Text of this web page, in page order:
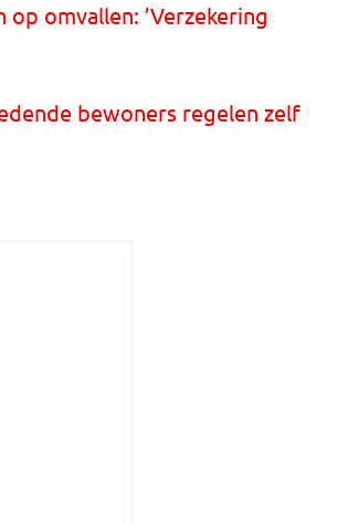
omvallen: ’Verzekering
bewoners regelen zelf